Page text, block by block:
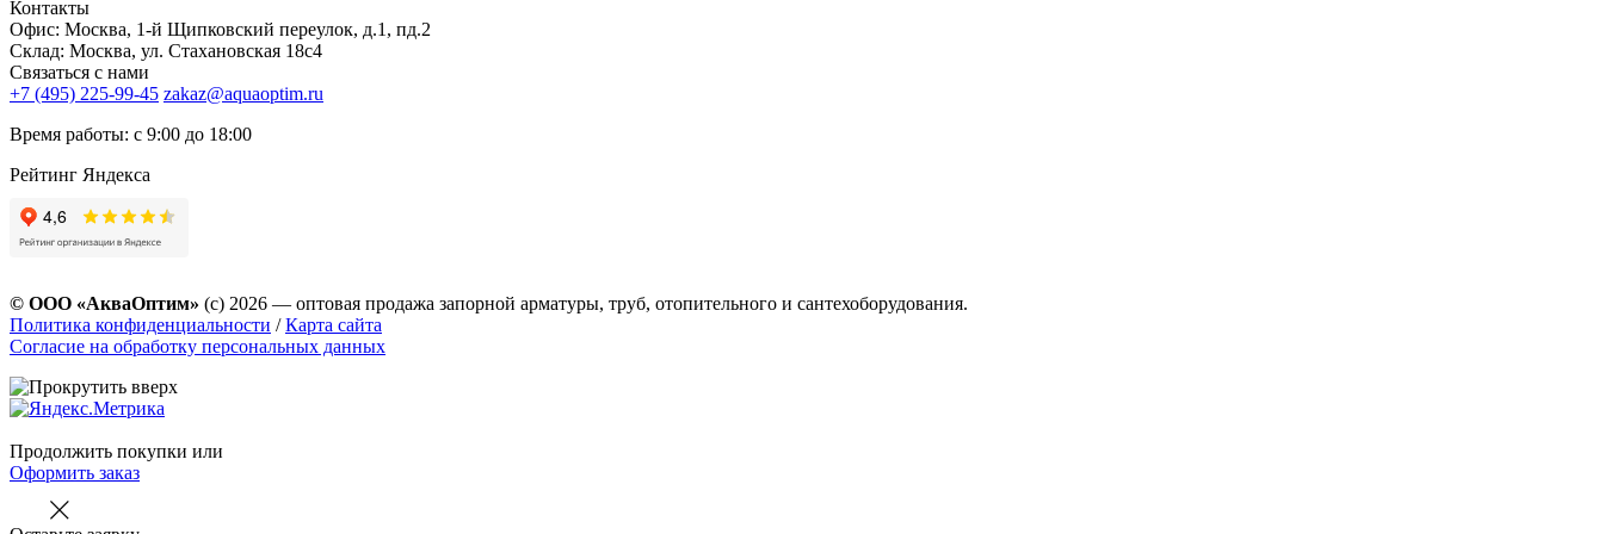
Контакты
Офис: Москва, 1-й Щипковский переулок, д.1, пд.2
Склад: Москва, ул. Стахановская 18с4
Связаться с нами
+7 (495) 225-99-45 zakaz@aquaoptim.ru
Время работы: с 9:00 до 18:00
Рейтинг Яндекса
© ООО «АкваОптим» (с) 2026 — оптовая продажа запорной арматуры, труб, отопительного и сантехоборудования.
Политика конфиденциальности /Карта сайта
Согласие на обработку персональных данных
Продолжить покупки или
Оформить заказ